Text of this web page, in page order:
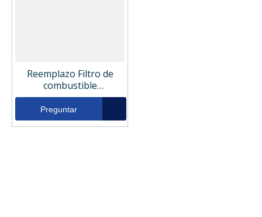
Reemplazo Filtro de
combustible
DieselTechnic 461865
Preguntar